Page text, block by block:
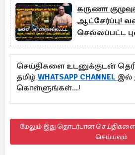
கருணா
ஆட்சேர்ப்பு!
செல்லப்பட்ட
முக்கியஸ்தர்
செய்திகளை உடனுக்குடன்
தமிழ் WHATSAPP CHANNEL இல்
கொள்ளுங்கள்...!
மேலும் இது தொடர்பான
செய்யவும்